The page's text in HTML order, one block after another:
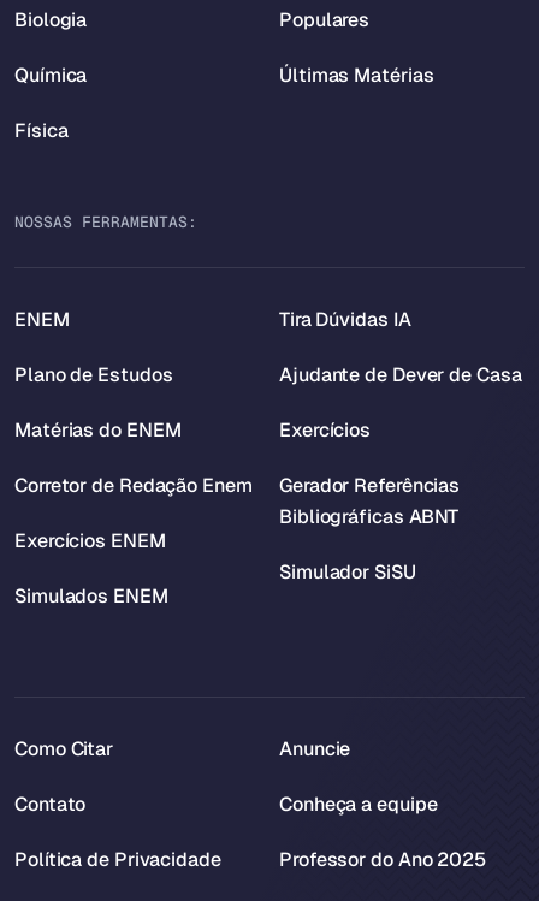
Biologia
Química
Física
Populares
Últimas Matérias
NOSSAS FERRAMENTAS:
ENEM
Plano de Estudos
Matérias do ENEM
Corretor de Redação Enem
Exercícios ENEM
Simulados ENEM
Tira Dúvidas IA
Ajudante de Dever de Casa
Exercícios
Gerador Referências
Bibliográficas ABNT
Simulador SiSU
Como Citar
Contato
Política de Privacidade
Anuncie
Conheça a equipe
Professor do Ano 2025